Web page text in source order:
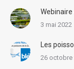
Webinaire
3 mai 2022
Les
26 octobre